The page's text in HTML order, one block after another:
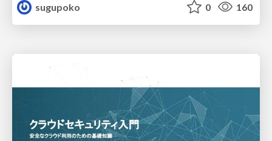
sugupoko
0 160